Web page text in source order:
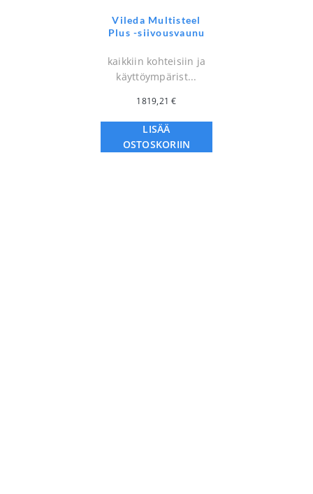
Vileda Multisteel
Plus -siivousvaunu
kaikkiin kohteisiin ja
käyttöympärist...
1819,21€
LISÄÄ
OSTOSKORIIN